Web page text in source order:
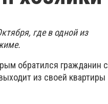
где в одной из
обратился гражданин с
из своей квартиры